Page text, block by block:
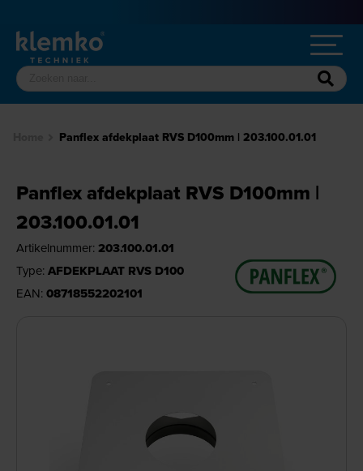
Panflex afdekplaat RVS D100mm | 203.100.01.01
Panflex afdekplaat RVS D100mm |
203.100.01.01
Artikelnummer: 203.100.01.01
Type: AFDEKPLAAT RVS D100
EAN: 08718552202101